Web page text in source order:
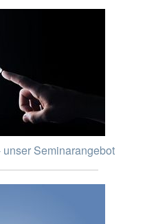
Seminarangebot